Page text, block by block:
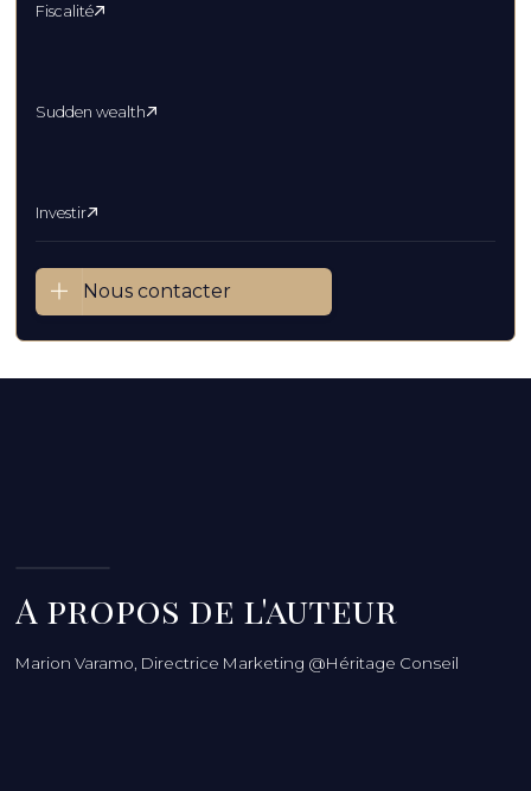
Fiscalité
Sudden wealth
Investir
Nous contacter
A propos de l'auteur
Marion Varamo, Directrice Marketing @Héritage Conseil